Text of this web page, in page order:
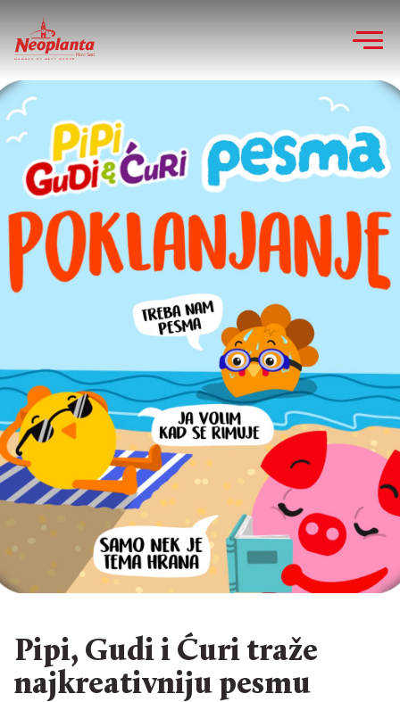
Pipi, Gudi i Ćuri traže
najkreativniju pesmu